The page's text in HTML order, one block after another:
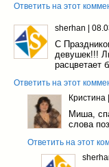
Ответить на этот
sherhan |
С
девушек!!!
расцветает
Ответить на этот
Кристина |
Миша,
слова
Ответить на этот